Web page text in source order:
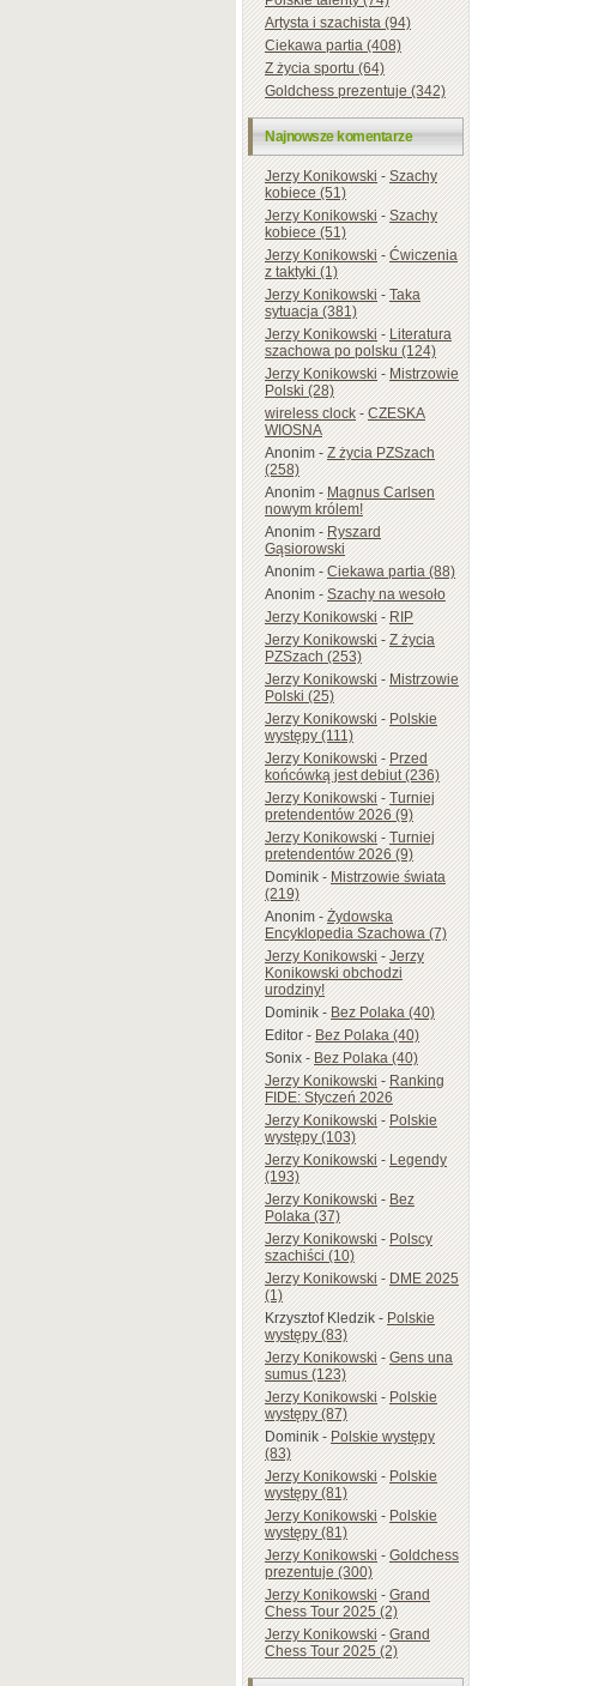
Artysta i szachista (94)
Ciekawa partia (408)
Z życia sportu (64)
Goldchess prezentuje (342)
Najnowsze komentarze
Jerzy Konikowski-Szachy
kobiece (51)
Jerzy Konikowski-Szachy
kobiece (51)
Jerzy Konikowski-Ćwiczenia
z taktyki (1)
Jerzy Konikowski-Taka
sytuacja (381)
Jerzy Konikowski-Literatura
szachowa po polsku (124)
Jerzy Konikowski-Mistrzowie
Polski (28)
wireless clock-CZESKA
WIOSNA
Anonim-Z życia PZSzach
(258)
Anonim-Magnus Carlsen
nowym królem!
Anonim-Ryszard
Gąsiorowski
Anonim-Ciekawa partia (88)
Anonim-Szachy na wesoło
Jerzy Konikowski-RIP
Jerzy Konikowski-Z życia
PZSzach (253)
Jerzy Konikowski-Mistrzowie
Polski (25)
Jerzy Konikowski-Polskie
występy (111)
Jerzy Konikowski-Przed
końcówką jest debiut (236)
Jerzy Konikowski-Turniej
pretendentów 2026 (9)
Jerzy Konikowski-Turniej
pretendentów 2026 (9)
Dominik-Mistrzowie świata
(219)
Anonim-Żydowska
Encyklopedia Szachowa (7)
Jerzy Konikowski-Jerzy
Konikowski obchodzi
urodziny!
Dominik-Bez Polaka (40)
Editor-Bez Polaka (40)
Sonix-Bez Polaka (40)
Jerzy Konikowski-Ranking
FIDE: Styczeń 2026
Jerzy Konikowski-Polskie
występy (103)
Jerzy Konikowski-Legendy
(193)
Jerzy Konikowski-Bez
Polaka (37)
Jerzy Konikowski-Polscy
szachiści (10)
Jerzy Konikowski-DME 2025
(1)
Krzysztof Kledzik-Polskie
występy (83)
Jerzy Konikowski-Gens una
sumus (123)
Jerzy Konikowski-Polskie
występy (87)
Dominik-Polskie występy
(83)
Jerzy Konikowski-Polskie
występy (81)
Jerzy Konikowski-Polskie
występy (81)
Jerzy Konikowski-Goldchess
prezentuje (300)
Jerzy Konikowski-Grand
Chess Tour 2025 (2)
Jerzy Konikowski-Grand
Chess Tour 2025 (2)